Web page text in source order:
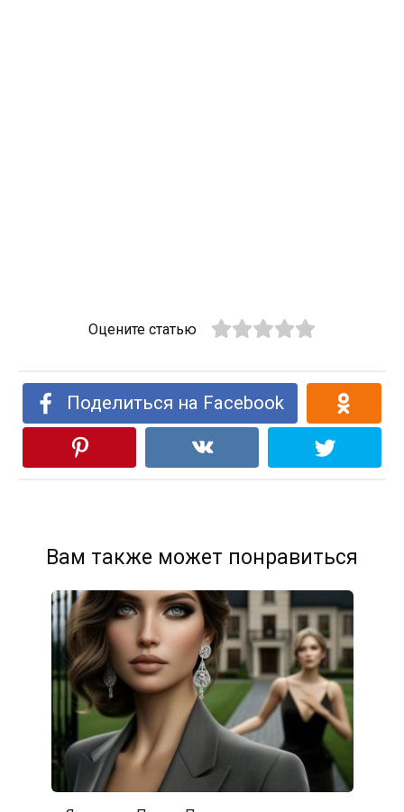
Оцените статью
Поделиться на Facebook
Вам также может понравиться